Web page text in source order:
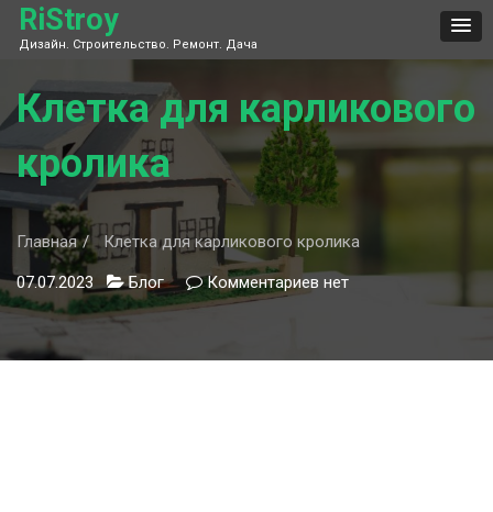
Skip
content
RiStroy
Дизайн. Строительство. Ремонт. Дача
Клетка для карликового
кролика
Главная Клетка для карликового кролика
07.07.2023 Блог Комментариев кнет